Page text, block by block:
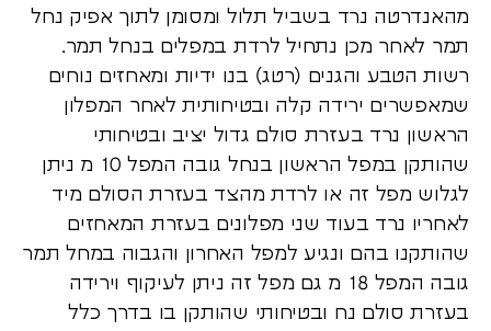
מהאנדרטה נרד בשביל תלול ומסומן לתוך אפיק נחל
תמר לאחר מכן נתחיל לרדת במפלים בנחל תמר.
רשות הטבע והגנים (רטג) בנו ידיות ומאחזים נוחים
שמאפשרים ירידה קלה ובטיחותית לאחר המפלון
הראשון נרד בעזרת סולם גדול יציב ובטיחותי
שהותקן במפל הראשון בנחל גובה המפל 10 מ ניתן
לגלוש מפל זה או לרדת מהצד בעזרת הסולם מיד
לאחריו נרד בעוד שני מפלונים בעזרת המאחזים
שהותקנו בהם ונגיע למפל האחרון והגבוה במחל תמר
גובה המפל 18 מ גם מפל זה ניתן לעיקוף וירידה
בעזרת סולם נח ובטיחותי שהותקן בו בדרך כלל